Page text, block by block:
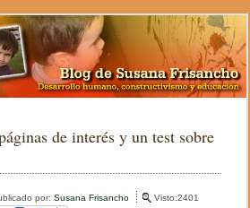
de interés y un test sobre
por:Susana Frisancho
Visto:2401